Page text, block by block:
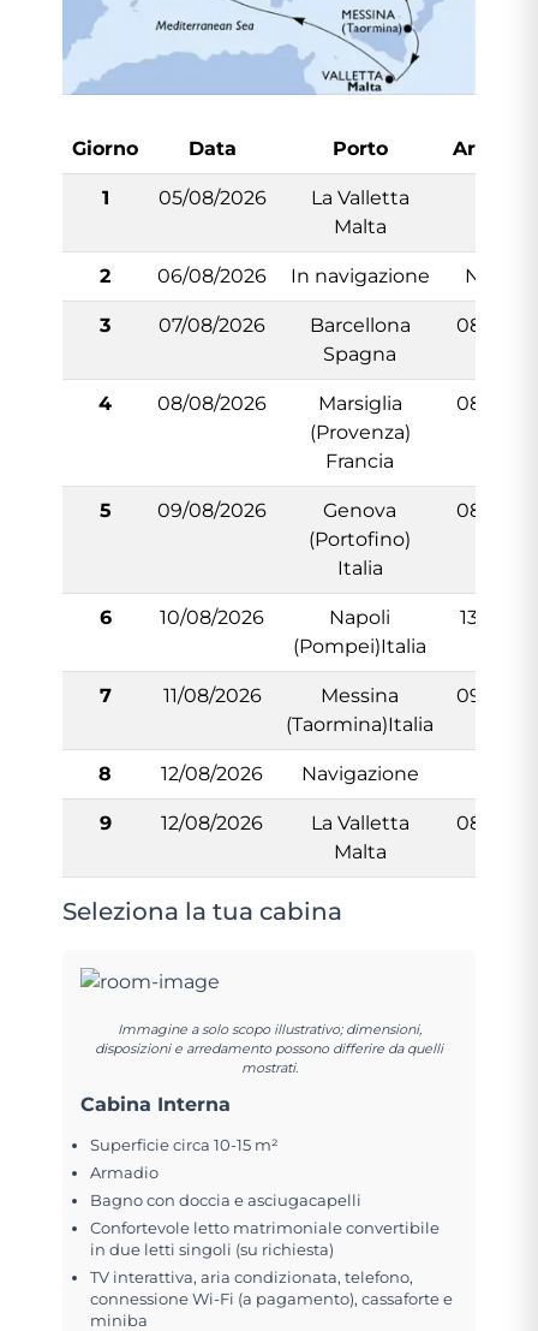
Giorno Data Porto Arrivo
1 05/08/2026
La Valletta
Malta
2 06/08/2026 In navigazione N/:A
3 07/08/2026
Barcellona
Spagna
08:00
4 08/08/2026
Marsiglia
(Provenza)
Francia
08:00
5 09/08/2026
Genova
(Portofino)
Italia
08:00
6 10/08/2026
Napoli
(Pompei)Italia
13:00
7 11/08/2026
Messina
(Taormina)Italia
09:00
8 12/08/2026 Navigazione
9 12/08/2026
La Valletta
Malta
08:00
Seleziona la tua cabina
Immagine a solo scopo illustrativo; dimensioni,
disposizioni e arredamento possono differire da quelli
mostrati.
Cabina Interna
Superficie circa 10-15 m²
Armadio
Bagno con doccia e asciugacapelli
Confortevole letto matrimoniale convertibile
in due letti singoli (su richiesta)
TV interattiva, aria condizionata, telefono,
connessione Wi-Fi (a pagamento), cassaforte e
miniba